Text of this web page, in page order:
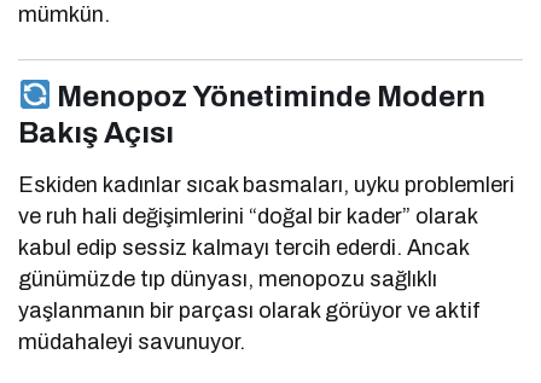
mümkün.
Menopoz Yönetiminde Modern
Bakış Açısı
Eskiden kadınlar sıcak basmaları, uyku problemleri
ve ruh hali değişimlerini “doğal bir kader” olarak
kabul edip sessiz kalmayı tercih ederdi. Ancak
günümüzde tıp dünyası, menopozu sağlıklı
yaşlanmanın bir parçası olarak görüyor ve aktif
müdahaleyi savunuyor.